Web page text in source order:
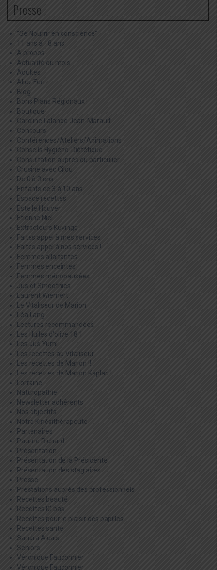
Presse
"Se Nourrir en conscience"
11 ans à 18 ans
A propos
Actualité du mois
Adultes
Alice Ferri
Blog
Bons Plans Régionaux !
Boutique
Caroline Lalande Jean-Marault
Concours
Conférences/Ateliers/Animations
Conseils Hygièno-Diététique
Consultation auprès du particulier
Crusine avec Cilou
De 0 à 3 ans
Enfants de 3 à 10 ans
Espace recettes
Estelle Houver
Etienne Niel
Extracteurs Kuvings
Faites appel à mes services
Faites appel à nos services !
Femmes allaitantes
Femmes enceintes
Femmes ménopausées
Jus et Smoothies
Laurent Wiemert
Le Vitaliseur de Marion
Léa Lang
Lectures recommandées
Les Huiles d'olive 18:1
Les Jus Yumi
Les recettes au Vitaliseur
Les recettes de Marion !!
Les recettes de Marion Kaplan !
Lorraine
Naturopathie
Newsletter adhérents
Nos objectifs
Notre Kinésithérapeute
Partenaires
Pauline Richard
Présentation
Présentation de la Présidente
Présentation des stagiaires
Presse
Prestations auprès des professionnels
Recettes beauté
Recettes IG bas
Recettes pour le plaisir des papilles
Recettes santé
Sandra Alcais
Seniors
Véronique Fauconnier
Véronique Fauconnier